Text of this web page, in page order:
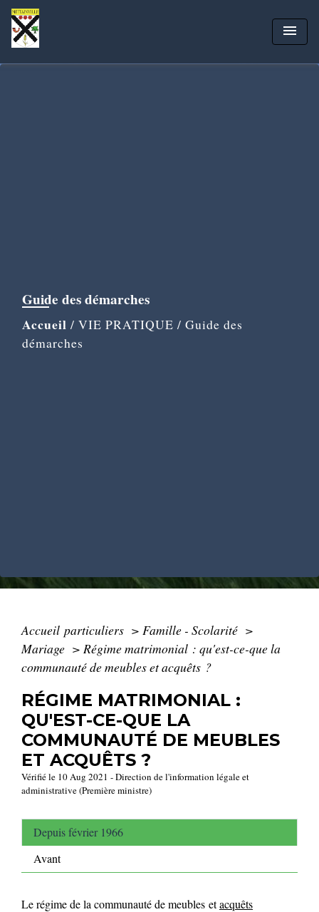
menu
Guide des démarches
Accueil / VIE PRATIQUE / Guide des
démarches
Accueil particuliers > Famille - Scolarité >
Mariage > Régime matrimonial : qu'est-ce-que la
communauté de meubles et acquêts ?
RÉGIME MATRIMONIAL :
QU'EST-CE-QUE LA
COMMUNAUTÉ DE MEUBLES
ET ACQUÊTS ?
Vérifié le 10 Aug 2021 - Direction de l'information légale et
administrative (Première ministre)
Depuis février 1966
Avant
Le régime de la communauté de meubles etacquêts